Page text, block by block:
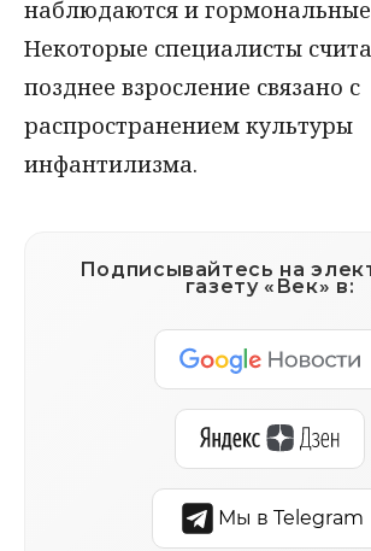
наблюдаются и
Некоторые специалисты
позднее взросление связано с
распространением культуры
инфантилизма.
Подписывайтесь на
газету «Век» в:
Мы в Telegram